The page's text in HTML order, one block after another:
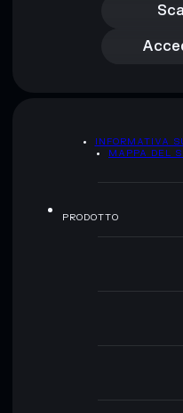
INFORMATIVA
MAPPA DEL
PRODOTTO